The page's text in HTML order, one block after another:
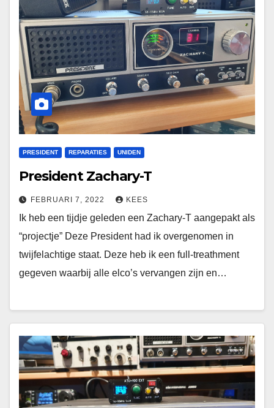
PRESIDENT REPARATIES UNIDEN
President Zachary-T
FEBRUARI 7, 2022 KEES
Ik heb een tijdje geleden een Zachary-T aangepakt als
“projectje” Deze President had ik overgenomen in
twijfelachtige staat. Deze heb ik een full-treathment
gegeven waarbij alle elco’s vervangen zijn en…